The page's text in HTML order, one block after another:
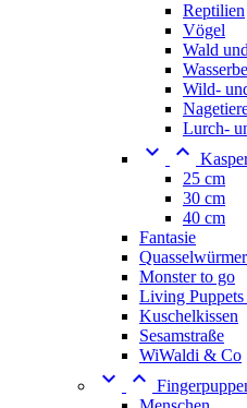
Reptilien
Vögel
Wald
Wild-
Lurch-
 
25 cm
30 cm
40 cm
Fantasie
Quasselwürmer
Monster to go
Living
Kuschelkissen
Sesamstraße
WiWaldi & Co
 